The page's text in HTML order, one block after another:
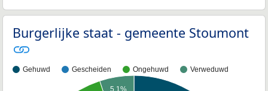
Burgerlijke staat - gemeente Stoumont
Gehuwd Gescheiden Ongehuwd Verweduwd
5,1%